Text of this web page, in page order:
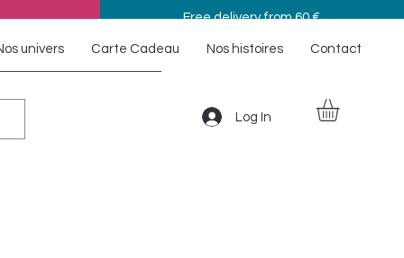
Free delivery from 60 €
univers Carte Cadeau Nos histoires Contact
Log In